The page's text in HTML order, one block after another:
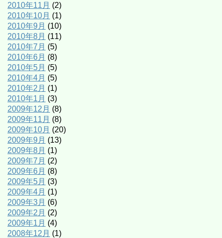
2010年11月 (2)
2010年10月 (1)
2010年9月 (10)
2010年8月 (11)
2010年7月 (5)
2010年6月 (8)
2010年5月 (5)
2010年4月 (5)
2010年2月 (1)
2010年1月 (3)
2009年12月 (8)
2009年11月 (8)
2009年10月 (20)
2009年9月 (13)
2009年8月 (1)
2009年7月 (2)
2009年6月 (8)
2009年5月 (3)
2009年4月 (1)
2009年3月 (6)
2009年2月 (2)
2009年1月 (4)
2008年12月 (1)